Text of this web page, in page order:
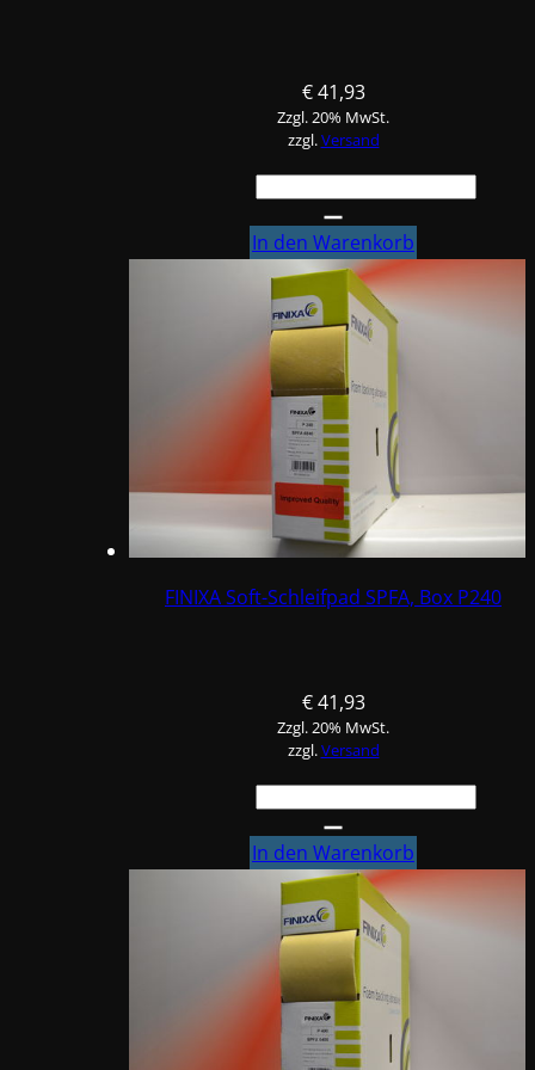
€41,93
Zzgl. 20% MwSt.
zzgl.Versand
FINIXA
Schleifpad
SPFA,
Box
P180
Menge
In den Warenkorb
FINIXA Soft-Schleifpad SPFA, Box P240
€41,93
Zzgl. 20% MwSt.
zzgl.Versand
FINIXA
Schleifpad
SPFA,
Box
P240
Menge
In den Warenkorb